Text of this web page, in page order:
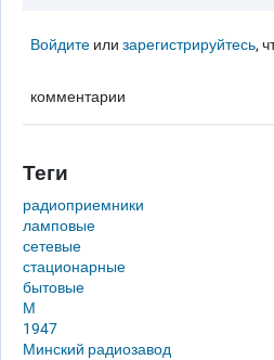
Войдите илизарегистрируйтесь,
комментарии
Теги
радиоприемники
ламповые
сетевые
стационарные
бытовые
М
1947
Минский радиозавод